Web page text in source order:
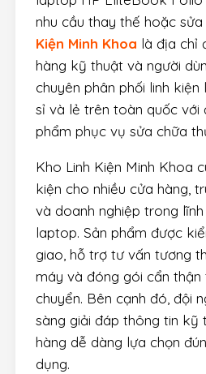
nhu cầu thay thế hoặc sửa
Kiện Minh Khoa là địa chỉ
hàng kỹ thuật và người
chuyên phân phối linh
sỉ và lẻ trên toàn quốc với
phẩm phục vụ sửa chữa
Kho Linh Kiện Minh Khoa
kiện cho nhiều cửa hàng,
và doanh nghiệp trong
laptop. Sản phẩm được
giao, hỗ trợ tư vấn tương
máy và đóng gói cẩn thận
chuyển. Bên cạnh đó, đội
sàng giải đáp thông tin kỹ
hàng dễ dàng lựa chọn
dụng.